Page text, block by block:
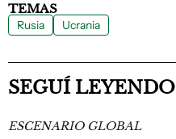
TEMAS
Rusia Ucrania
SEGUÍ LEYENDO
ESCENARIO GLOBAL